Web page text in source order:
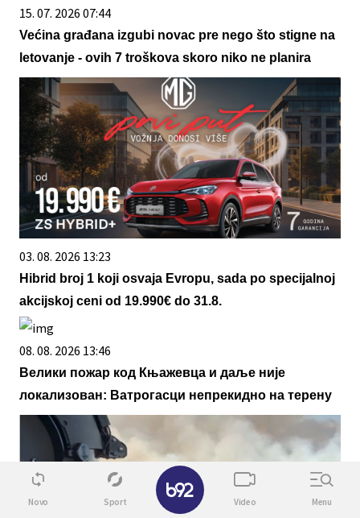
15. 07. 2026 07:44
Većina građana izgubi novac pre nego što stigne na
letovanje - ovih 7 troškova skoro niko ne planira
03. 08. 2026 13:23
Hibrid broj 1 koji osvaja Evropu, sada po specijalnoj
akcijskoj ceni od 19.990€ do 31.8.
08. 08. 2026 13:46
Велики пожар код Књажевца и даље није
локализован: Ватрогасци непрекидно на терену
Novo Sport Video Menu
✕